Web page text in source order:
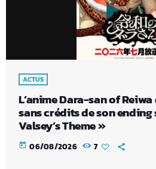
ACTUS
L’anime Dara-san of
sans crédits de son ending
Valsey’s Theme »
today 06/08/2026 7